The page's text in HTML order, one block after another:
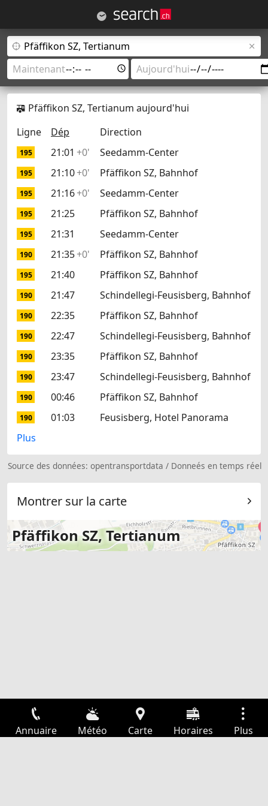
Pfäffikon SZ, Tertianum aujourd'hui
Ligne
Dép Direction
195 21:01 +0' Seedamm-Center
195 21:10+0' Pfäffikon SZ, Bahnhof
195 21:16+0' Seedamm-Center
195 21:25 Pfäffikon SZ, Bahnhof
195 21:31 Seedamm-Center
190 21:35+0' Pfäffikon SZ, Bahnhof
195 21:40 Pfäffikon SZ, Bahnhof
190 21:47 Schindellegi-Feusisberg, Bahnhof
190 22:35 Pfäffikon SZ, Bahnhof
190 22:47 Schindellegi-Feusisberg, Bahnhof
190 23:35 Pfäffikon SZ, Bahnhof
190 23:47 Schindellegi-Feusisberg, Bahnhof
190 00:46 Pfäffikon SZ, Bahnhof
190 01:03
Feusisberg, Hotel Panorama
Plus
Source des données:opentransportdata / Donneés en temps réel
Montrer sur la carte
Pfäffikon SZ, Tertianum
Annuaire Météo Carte Horaires Plus